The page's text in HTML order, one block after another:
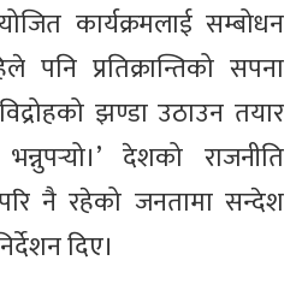
कार्यक्रमलाई सम्बोधन
पनि प्रतिक्रान्तिको सपना
झण्डा उठाउन तयार
देशको राजनीति
नै रहेको जनतामा सन्देश
दिए।